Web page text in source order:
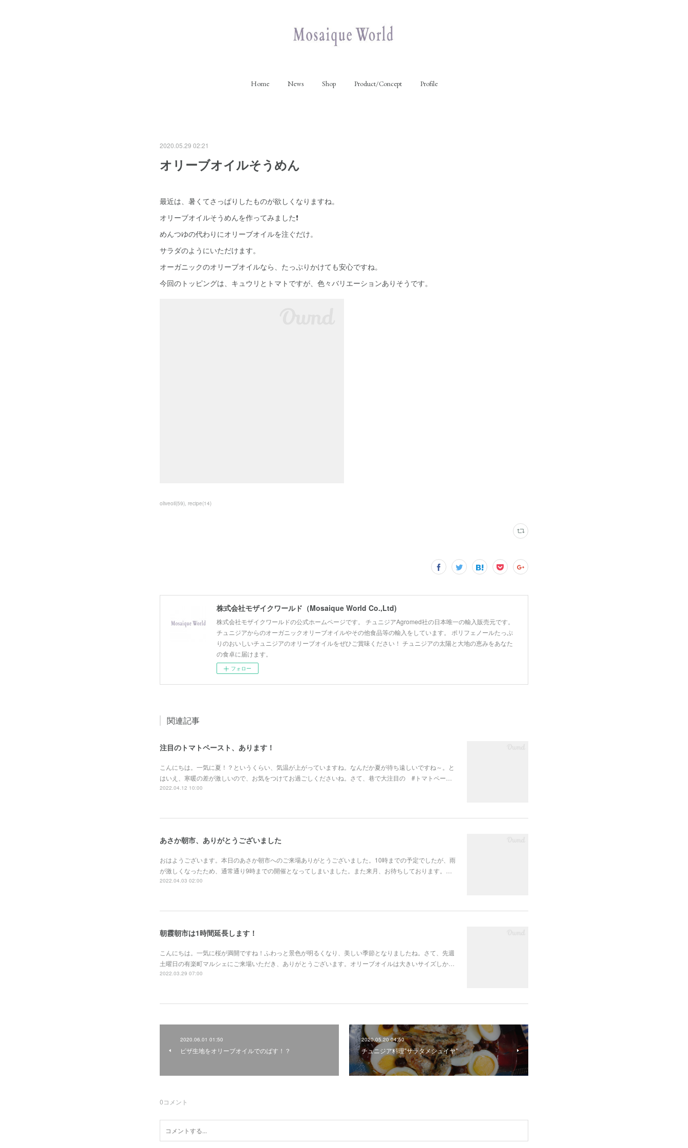
Home News Shop Product/Concept Profile
2020.05.29 02:21
オリーブオイルそうめん
最近は、暑くてさっぱりしたものが欲しくなりますね。
オリーブオイルそうめんを作ってみました❗
めんつゆの代わりにオリーブオイルを注ぐだけ。
サラダのようにいただけます。
オーガニックのオリーブオイルなら、たっぷりかけても安心ですね。
今回のトッピングは、キュウリとトマトですが、色々バリエーションありそうです。
oliveoil(59) recipe(14)
株式会社モザイクワールド（Mosaique World Co.,Ltd)
株式会社モザイクワールドの公式ホームページです。 チュニジアAgromed社の日本唯一の輸入販売元です。
チュニジアからのオーガニックオリーブオイルやその他食品等の輸入をしています。 ポリフェノールたっぷ
りのおいしいチュニジアのオリーブオイルをぜひご賞味ください！ チュニジアの太陽と大地の恵みをあなた
の食卓に届けます。
フォロー
関連記事
注目のトマトペースト、あります！
こんにちは。一気に夏！？というくらい、気温が上がっていますね。なんだか夏が待ち遠しいですね～。と
はいえ、寒暖の差が激しいので、お気をつけてお過ごしくださいね。さて、巷で大注目の #トマトペー…
2022.04.12 10:00
あさか朝市、ありがとうございました
おはようございます。本日のあさか朝市へのご来場ありがとうございました。10時までの予定でしたが、雨
が激しくなったため、通常通り9時までの開催となってしまいました。また来月、お待ちしております。…
2022.04.03 02:00
朝霞朝市は1時間延長します！
こんにちは。一気に桜が満開ですね！ふわっと景色が明るくなり、美しい季節となりましたね。さて、先週
土曜日の有楽町マルシェにご来場いただき、ありがとうございます。オリーブオイルは大きいサイズしか…
2022.03.29 07:00
2020.06.01 01:50
ピザ生地をオリーブオイルでのばす！？
2020.05.20 04:50
チュニジア料理"サラタメシュイヤ"
0コメント